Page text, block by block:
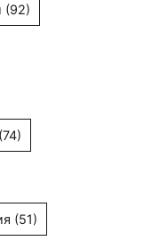
(92)
(74)
(51)